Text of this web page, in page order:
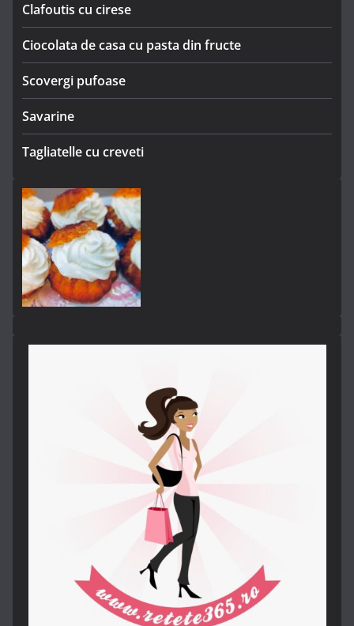
Clafoutis cu cirese
Ciocolata de casa cu pasta din fructe
Scovergi pufoase
Savarine
Tagliatelle cu creveti